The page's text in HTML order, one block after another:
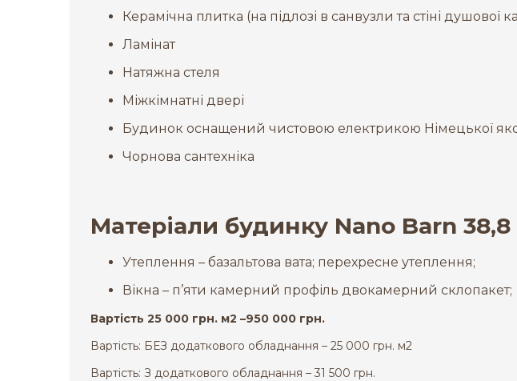
Керамічна плитка (на підлозі в санвузли та стіні душової
Ламінат
Натяжна стеля
Міжкімнатні двері
Будинок оснащений чистовою електрикою Німецької
Чорнова сантехніка
Матеріали будинку Nano Barn
Утеплення – базальтова вата; перехресне утеплення;
Вікна – п’яти камерний профіль двокамерний склопакет;
Вартість 25 000 грн. м2 –950 000 грн.
Вартість: БЕЗ додаткового обладнання – 25 000 грн. м2
Вартість: З додаткового обладнання – 31 500 грн.